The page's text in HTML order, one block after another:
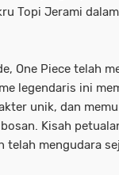
Topi Jerami
One Piece telah
legendaris ini
unik, dan
Kisah
mengudara